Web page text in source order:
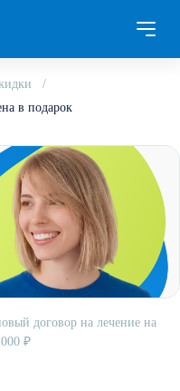
в подарок
договор на лечение на
₽